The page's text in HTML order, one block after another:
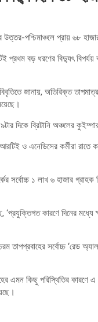
উত্তর-পশ্চিমাঞ্চলে প্রায় ৬৮
প্রথম বড় ধরণের বিদ্যুৎ বিপর্যয়
জানায়, অতিরিক্ত
দিকে ব্রিটানি অঞ্চলের
আরটিই ও এনেডিসের কর্মীরা
সর্বোচ্চ ১ লাখ ৬ হাজার
‘প্রযুক্তিগত কারণে দিনের
তাপপ্রবাহের সর্বোচ্চ ‘রেড
এমন কিছু পরিস্থিতির